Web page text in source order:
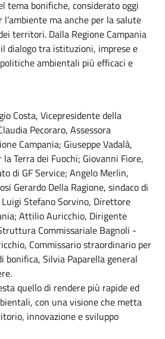
tema bonifiche, considerato oggi
ma anche per la salute
territori. Dalla Regione Campania
dialogo tra istituzioni, imprese e
ambientali più efficaci e
Costa, Vicepresidente della
Pecoraro, Assessora
Campania; Giuseppe Vadalà,
Terra dei Fuochi; Giovanni Fiore,
di GF Service; Angelo Merlin,
Gerardo Della Ragione, sindaco di
Stefano Sorvino, Direttore
Attilio Auricchio, Dirigente
Commissariale Bagnoli -
Commissario straordinario per
Silvia Paparella general
quello di rendere più rapide ed
con una visione che metta
innovazione e sviluppo